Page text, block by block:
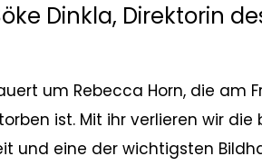
Dinkla, Direktorin
um Rebecca Horn, die am
ist. Mit ihr verlieren wir
und eine der wichtigsten